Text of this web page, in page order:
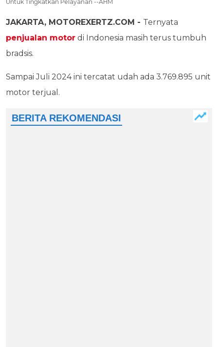
Untuk Tingkatkan Pelayanan --AHM
JAKARTA, MOTOREXERTZ.COM - Ternyata
penjualan motor di Indonesia masih terus tumbuh
bradsis.
Sampai Juli 2024 ini tercatat udah ada 3.769.895 unit
motor terjual.